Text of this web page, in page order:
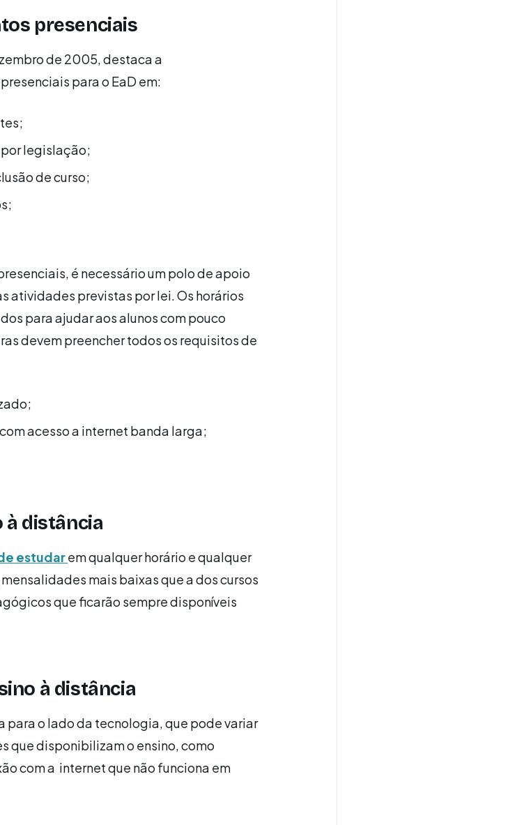
presenciais
de 2005, destaca a
para o EaD em:
legislação;
de curso;
é necessário um polo de apoio
atividades previstas por lei. Os horários
para ajudar aos alunos com pouco
devem preencher todos os requisitos de
acesso a internet banda larga;
à distância
estudarem qualquer horário e qualquer
mais baixas que a dos cursos
que ficarão sempre disponíveis
à distância
para o lado da tecnologia, que pode variar
que disponibilizam o ensino, como
com a internet que não funciona em